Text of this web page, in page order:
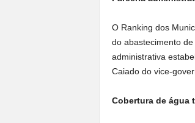
O Ranking dos
do abastecimento
administrativa
Caiado do vice-
Cobertura de água